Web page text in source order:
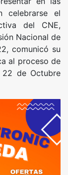
celebrarse el
del CNE,
Nacional de
comunicó su
al proceso de
22 de Octubre